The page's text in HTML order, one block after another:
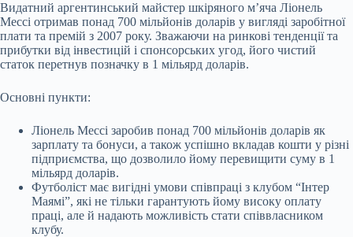
Видатний аргентинський майстер шкіряного м’яча Ліонель
Мессі отримав понад 700 мільйонів доларів у вигляді заробітної
плати та премій з 2007 року. Зважаючи на ринкові тенденції та
прибутки від інвестицій і спонсорських угод, його чистий
статок перетнув позначку в 1 мільярд доларів.
Основні пункти:
Ліонель Мессі заробив понад 700 мільйонів доларів як
зарплату та бонуси, а також успішно вкладав кошти у різні
підприємства, що дозволило йому перевищити суму в 1
мільярд доларів.
Футболіст має вигідні умови співпраці з клубом “Інтер
Маямі”, які не тільки гарантують йому високу оплату
праці, але й надають можливість стати співвласником
клубу.